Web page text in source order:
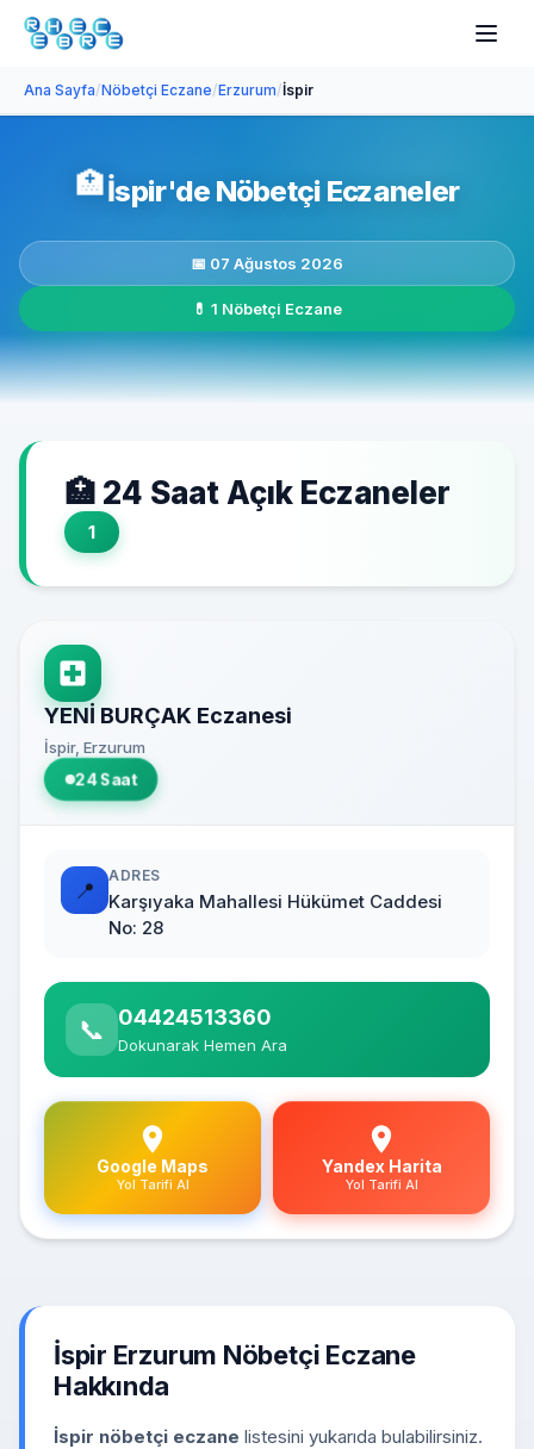
Ana Sayfa/Nöbetçi Eczane/Erzurum/İspir
🏥İspir'de Nöbetçi Eczaneler
📅 07 Ağustos 2026
💊 1 Nöbetçi Eczane
🏥 24 Saat Açık Eczaneler
1
YENİ BURÇAK Eczanesi
İspir, Erzurum
24 Saat
📍
ADRES
Karşıyaka Mahallesi Hükümet Caddesi
No: 28
📞 04424513360
Dokunarak Hemen Ara
Google Maps
Yol Tarifi Al
Yandex Harita
Yol Tarifi Al
İspir Erzurum Nöbetçi Eczane
Hakkında
İspir nöbetçi eczane listesini yukarıda bulabilirsiniz.